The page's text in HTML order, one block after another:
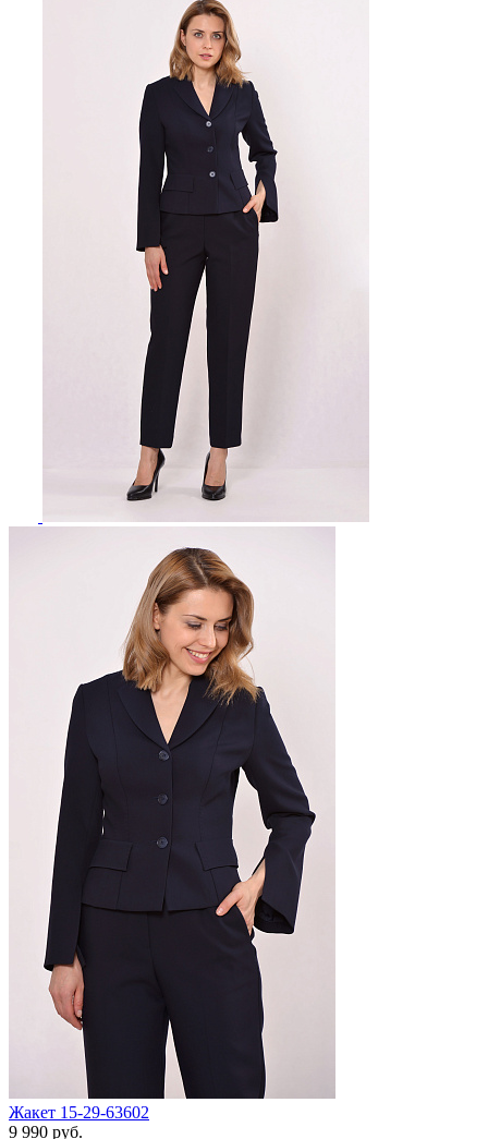
Жакет 15-29-63602
9 990 руб.